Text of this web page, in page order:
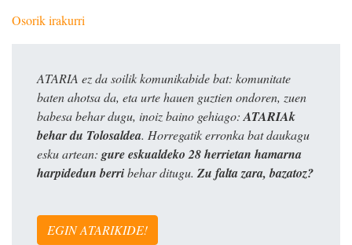
Osorik irakurri
ATARIA ez da soilik komunikabide bat: komunitate
baten ahotsa da, eta urte hauen guztien ondoren, zuen
babesa behar dugu, inoiz baino gehiago: ATARIAk
behar du Tolosaldea. Horregatik erronka bat daukagu
esku artean: gure eskualdeko 28 herrietan hamarna
harpidedun berribehar ditugu. Zu falta zara, bazatoz?
EGIN ATARIKIDE!